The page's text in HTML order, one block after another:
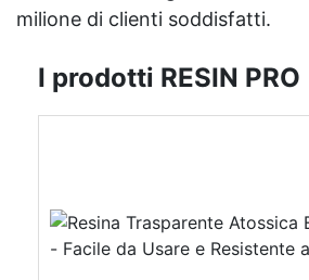
milione di clienti soddisfatti.
I prodotti RESIN PRO